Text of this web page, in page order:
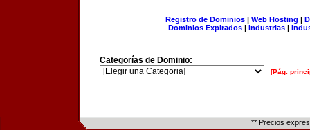
Registro de Dominios| Web Hosting |
Dominios Expirados | Industrias |
Categorías de Dominio:
[Pág.
** Precios